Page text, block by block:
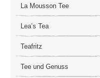
La Mousson Tee
Lea’s Tea
Teafritz
Tee und Genuss